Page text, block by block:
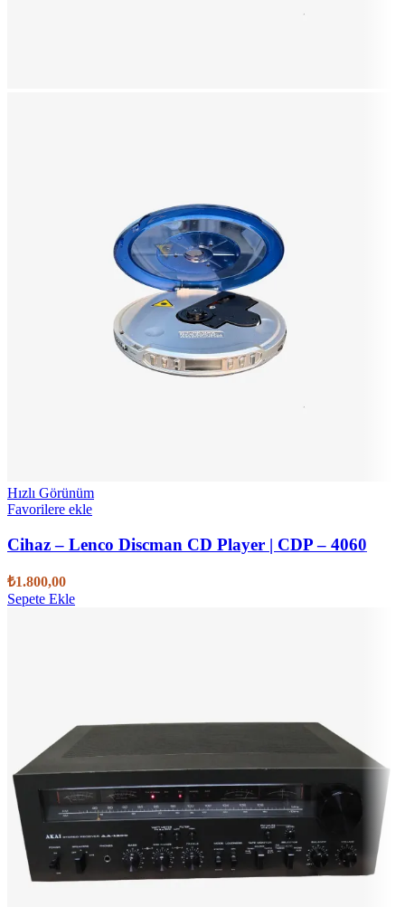
Hızlı Görünüm
Favorilere ekle
Cihaz – Lenco Discman CD Player | CDP – 4060
₺1.800,00
Sepete Ekle